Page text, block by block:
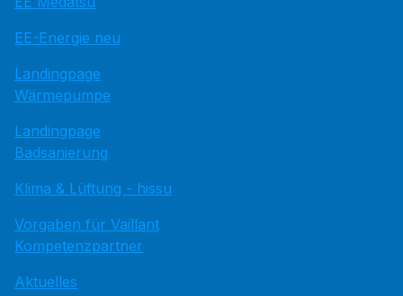
EE-Energie neu
Landingpage
Wärmepumpe
Landingpage
Badsanierung
Klima & Lüftung - hissu
Vorgaben für Vaillant
Kompetenzpartner
Aktuelles